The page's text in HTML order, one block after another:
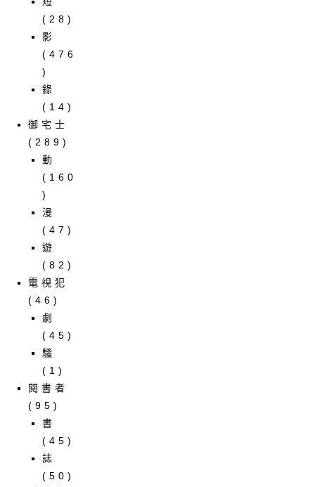
(28)
影
(476
)
錄
(14)
御宅士
(289)
動
(160
)
漫
(47)
遊
(82)
電視犯
(46)
劇
(45)
騷
(1)
閱書者
(95)
書
(45)
誌
(50)